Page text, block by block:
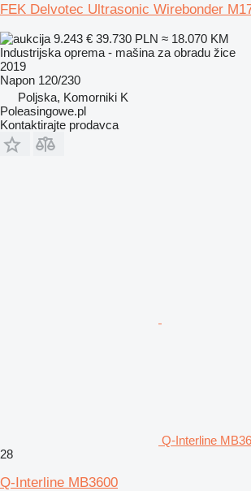
FEK Delvotec Ultrasonic Wirebonder
9.243 € 39.730 PLN ≈ 18.070 KM
Industrijska oprema - mašina za obradu žice
2019
Napon 120/230
Poljska, Komorniki K
Poleasingowe.pl
Kontaktirajte prodavca
Q-Interline
28
Q-Interline MB3600